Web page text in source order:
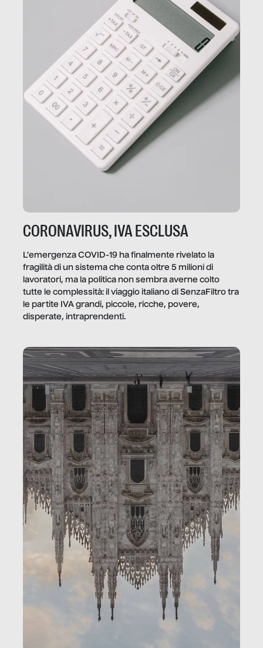
CORONAVIRUS, IVA ESCLUSA
L’emergenza COVID-19 ha finalmente rivelato la
fragilità di un sistema che conta oltre 5 milioni di
lavoratori, ma la politica non sembra averne colto
tutte le complessità: il viaggio italiano di SenzaFiltro tra
le partite IVA grandi, piccole, ricche, povere,
disperate, intraprendenti.